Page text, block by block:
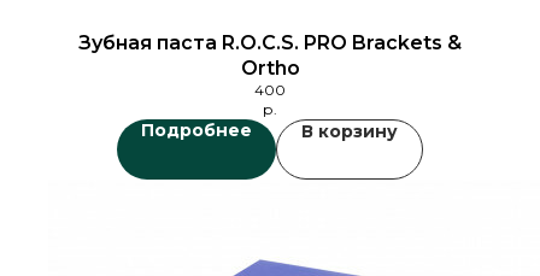
Зубная паста R.O.C.S. PRO Brackets &
Ortho
400
р.
Подробнее В корзину